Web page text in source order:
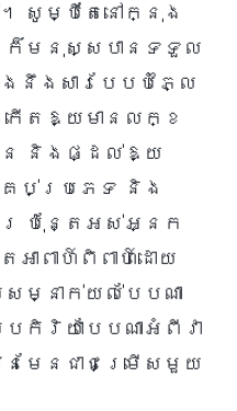
សូម្បីតែនៅក្នុង
ក៏មនុស្សបានទទួល
នឹងសារបែបបំភ្លៃ
កើតឱ្យមានលក្ខ
ើន និងផ្ដល់ឱ្យ
ប់ប្រភេទ និង
រ ប៉ុន្តែអស់អ្នក
ាពាហ៍ពិពាហ៍ដោយ
ម្នាក់យល់បែបណា
កិរិយាបែបណាអំពីវា
មែនជាជម្រើសមួយ